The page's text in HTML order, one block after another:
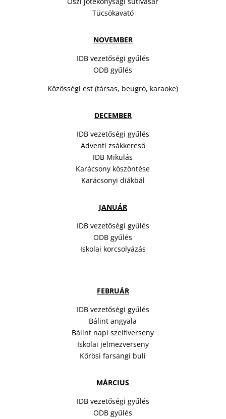
Tücsökavató
NOVEMBER
IDB vezetőségi gyűlés
ODB gyűlés
Közösségi est (társas, beugró, karaoke)
DECEMBER
IDB vezetőségi gyűlés
Adventi zsákkereső
IDB Mikulás
Karácsony köszöntése
Karácsonyi diákbál
JANUÁR
IDB vezetőségi gyűlés
ODB gyűlés
Iskolai korcsolyázás
FEBRUÁR
IDB vezetőségi gyűlés
Bálint angyala
Bálint napi szelfiverseny
Iskolai jelmezverseny
Kőrösi farsangi buli
MÁRCIUS
IDB vezetőségi gyűlés
ODB gyűlés